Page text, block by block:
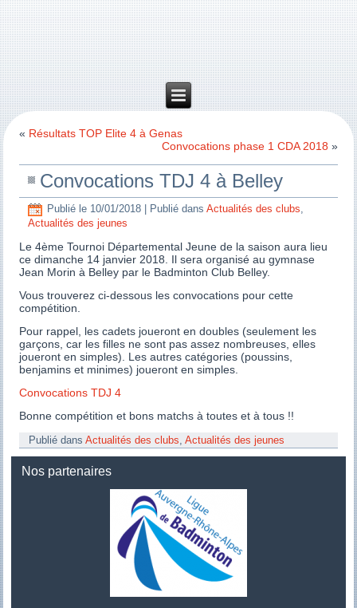
« Résultats TOP Elite 4 à Genas
Convocations phase 1 CDA 2018 »
Convocations TDJ 4 à Belley
Publié le 10/01/2018 Publié dans Actualités des clubs,
Actualités des jeunes
Le 4ème Tournoi Départemental Jeune de la saison aura lieu
ce dimanche 14 janvier 2018. Il sera organisé au gymnase
Jean Morin à Belley par le Badminton Club Belley.
Vous trouverez ci-dessous les convocations pour cette
compétition.
Pour rappel, les cadets joueront en doubles (seulement les
garçons, car les filles ne sont pas assez nombreuses, elles
joueront en simples). Les autres catégories (poussins,
benjamins et minimes) joueront en simples.
Convocations TDJ 4
Bonne compétition et bons matchs à toutes et à tous !!
Publié dans Actualités des clubs,Actualités des jeunes
Nos partenaires